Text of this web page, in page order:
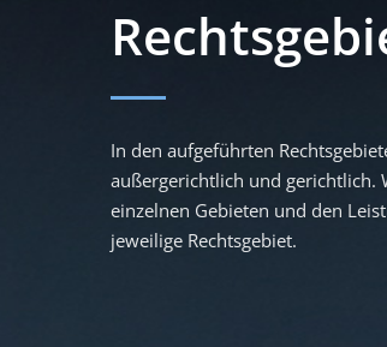
In den aufgeführten
außergerichtlich und gerichtlich.
einzelnen Gebieten und den
jeweilige Rechtsgebiet.